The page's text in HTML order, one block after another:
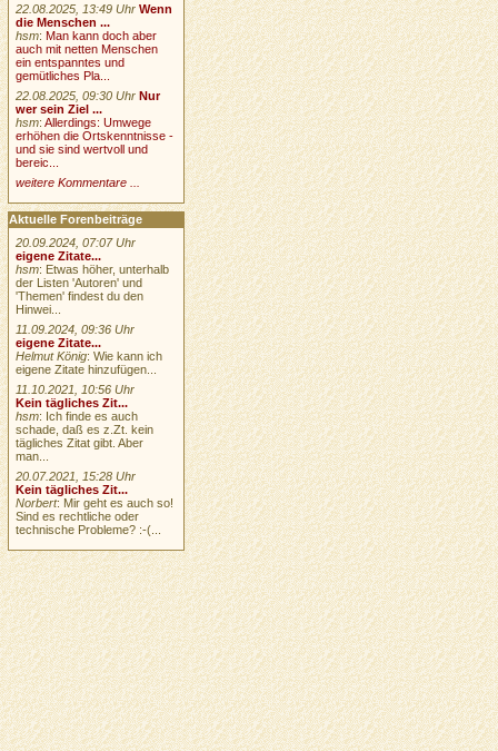
22.08.2025, 13:49 Uhr Wenn
die Menschen ...
hsm:Man kann doch aber
auch mit netten Menschen
ein entspanntes und
gemütliches Pla...
22.08.2025, 09:30 Uhr Nur
wer sein Ziel ...
hsm:Allerdings: Umwege
erhöhen die Ortskenntnisse -
und sie sind wertvoll und
bereic...
weitere Kommentare ...
Aktuelle Forenbeiträge
20.09.2024, 07:07 Uhr
eigene Zitate...
hsm: Etwas höher, unterhalb
der Listen 'Autoren' und
'Themen' findest du den
Hinwei...
11.09.2024, 09:36 Uhr
eigene Zitate...
Helmut König: Wie kann ich
eigene Zitate hinzufügen...
11.10.2021, 10:56 Uhr
Kein tägliches Zit...
hsm: Ich finde es auch
schade, daß es z.Zt. kein
tägliches Zitat gibt. Aber
man...
20.07.2021, 15:28 Uhr
Kein tägliches Zit...
Norbert: Mir geht es auch so!
Sind es rechtliche oder
technische Probleme? :-(...